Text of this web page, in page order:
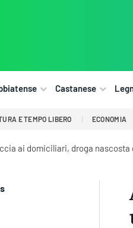
Castanese
E TEMPO LIBERO ECONOMIA
ai domiciliari, droga